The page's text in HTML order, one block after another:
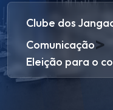
Clube dos
Comunicação>
Eleição para o